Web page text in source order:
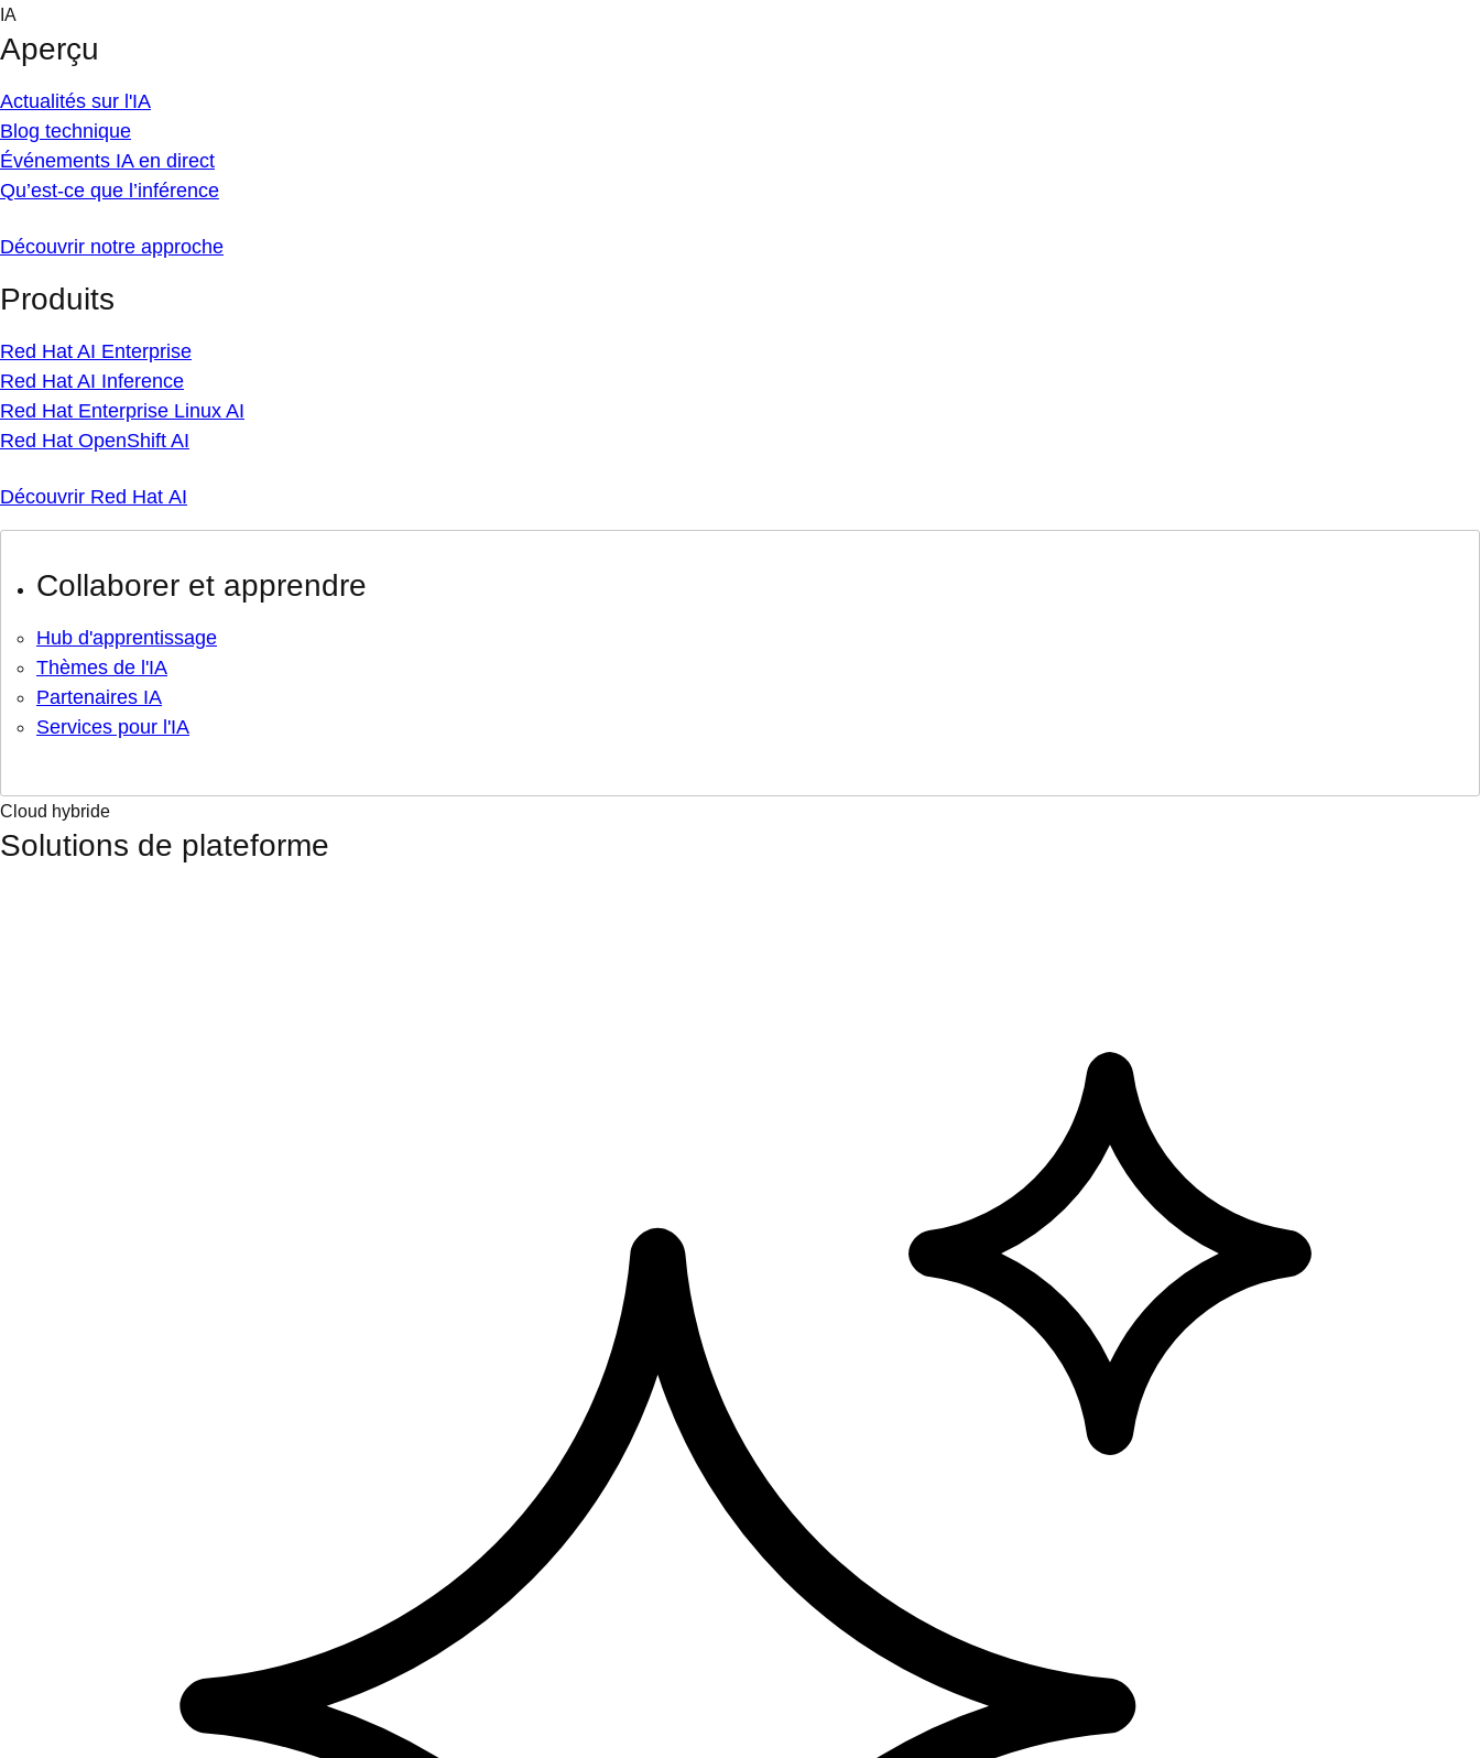
Skip
content
IA
Aperçu
Actualités sur l'IA
Blog technique
Événements IA en direct
Qu’est-ce que l’inférence
Découvrir notre approche
Produits
Red Hat AI Enterprise
Red Hat AI Inference
Red Hat Enterprise Linux AI
Red Hat OpenShift AI
Découvrir Red Hat AI
Collaborer et apprendre
Hub d'apprentissage
Thèmes de l'IA
Partenaires IA
Services pour l'IA
Cloud hybride
Solutions de plateforme